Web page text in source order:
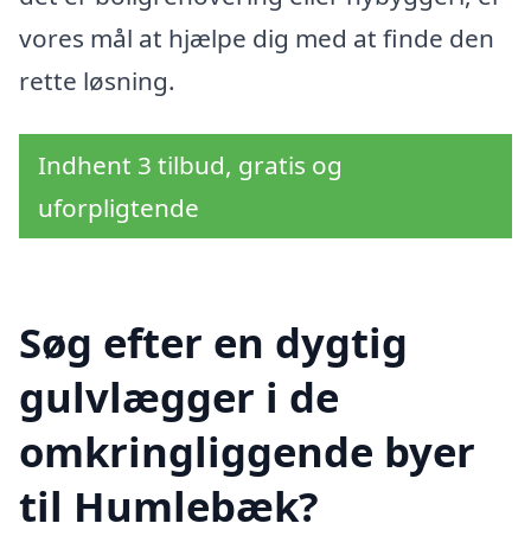
vores mål at hjælpe dig med at finde den
rette løsning.
Indhent 3 tilbud, gratis og
uforpligtende
Søg efter en dygtig
gulvlægger i de
omkringliggende byer
til Humlebæk?